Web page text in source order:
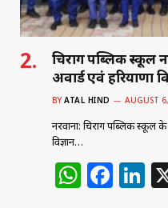
चिराग पब्लिक स्कूल
अवार्ड एवं हरियाणा
BY ATAL HIND AUGUST
नरवाना: चिराग पब्लिक स्कूल के
विज्ञान…
W F Li